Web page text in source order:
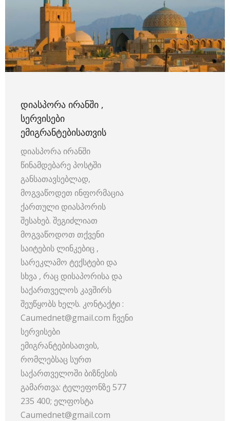
ᲓᲘᲐᲡᲞᲝᲠᲐ ᲘᲠᲐᲜᲨᲘ ,
ᲡᲔᲠᲕᲘᲡᲔᲑᲘ
ᲔᲛᲘᲒᲠᲐᲜᲢᲔᲑᲘᲡᲐᲗᲕᲘᲡ
დიასპორა ირანში
წინამდებარე პოსტში
განსათავსებლად,
მოგვაწოდეთ ინფორმაცია
ქართული დიასპორის
შესახებ. შეგიძლიათ
მოგვაწოდოთ თქვენი
საიტების ლინკებიც ,
სარეკლამო ტექსტები და
სხვა , რაც დისაპორისა და
საქართველოს კავშირს
შეუწყობს ხელს. კონტაქტი :
Caumednet@gmail.com ჩვენი
სერვისები
ემიგრანტებისათვის,
რომლებსაც სურთ
საქართველოში ბიზნესის
გამართვა: ტელეფონზე 577
235 400; ელფოსტა
Caumednet@gmail.com